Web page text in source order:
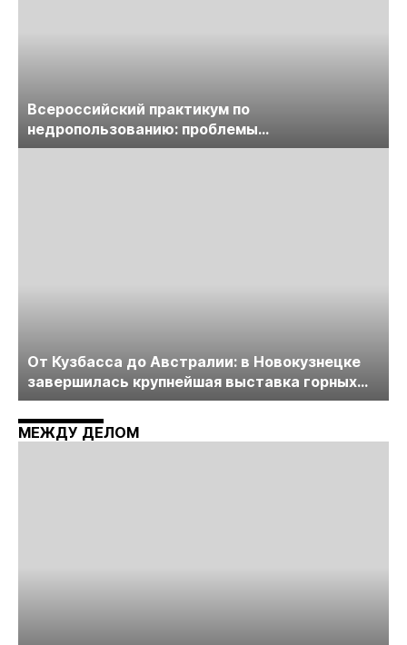
Всероссийский практикум по
недропользованию: проблемы
лицензирования, цифровизации, экспертизы
От Кузбасса до Австралии: в Новокузнецке
завершилась крупнейшая выставка горных
технологий «Недра России. Уголь России и
Майнинг»
МЕЖДУ ДЕЛОМ